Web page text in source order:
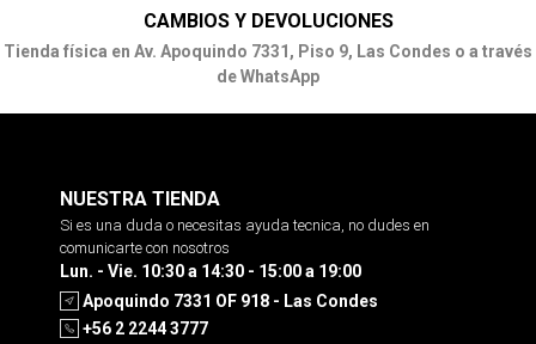
CAMBIOS Y DEVOLUCIONES
Tienda física en Av. Apoquindo 7331, Piso 9, Las Condes o a través
de WhatsApp
NUESTRA TIENDA
Si es una duda o necesitas ayuda tecnica, no dudes en
comunicarte con nosotros
Lun. - Vie. 10:30 a 14:30 - 15:00 a 19:00
Apoquindo 7331 OF 918 - Las Condes
+56 2 2244 3777